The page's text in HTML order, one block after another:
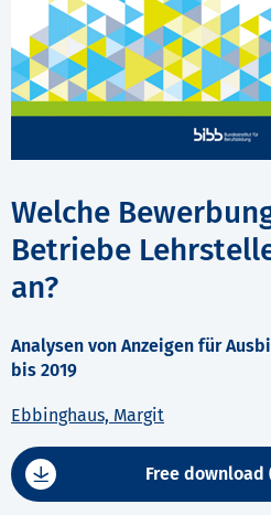
Welche
Betriebe
an?
Analysen von Anzeigen für
bis 2019
Ebbinghaus, Margit
Free download